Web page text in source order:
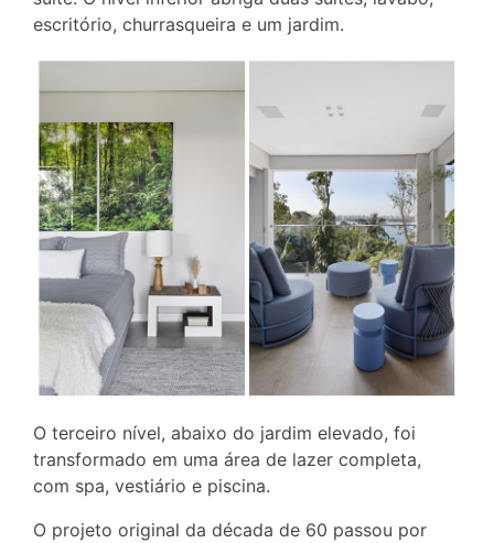
escritório, churrasqueira e um jardim.
O terceiro nível, abaixo do jardim elevado, foi
transformado em uma área de lazer completa,
com spa, vestiário e piscina.
O projeto original da década de 60 passou por